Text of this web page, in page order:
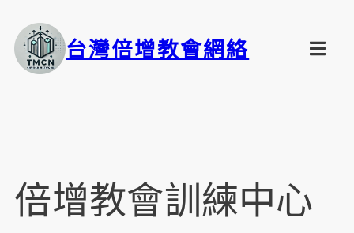
台灣倍增教會網絡
倍增教會訓練中心